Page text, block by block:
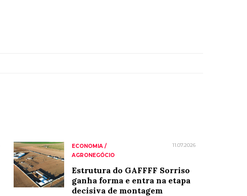
ECONOMIA /
AGRONEGÓCIO
11.07.2026
Estrutura do GAFFFF Sorriso
ganha forma e entra na etapa
decisiva de montagem